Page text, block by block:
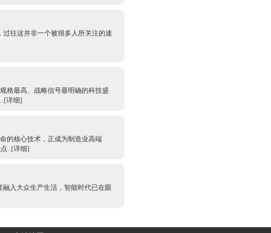
往这并非一个被很多人所关注的速
格最高、战略信号最明确的科技盛
[详细]
的核心技术，正成为制造业高端
.. [详细]
入大众生产生活，智能时代已在眼